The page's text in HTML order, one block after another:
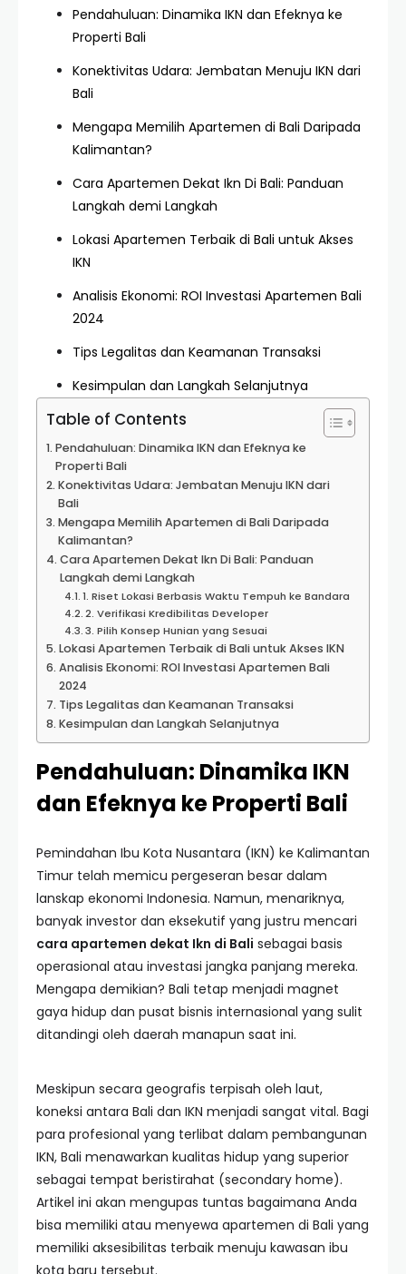
Pendahuluan: Dinamika IKN dan Efeknya ke
Properti Bali
Konektivitas Udara: Jembatan Menuju IKN dari
Bali
Mengapa Memilih Apartemen di Bali Daripada
Kalimantan?
Cara Apartemen Dekat Ikn Di Bali: Panduan
Langkah demi Langkah
Lokasi Apartemen Terbaik di Bali untuk Akses
IKN
Analisis Ekonomi: ROI Investasi Apartemen Bali
2024
Tips Legalitas dan Keamanan Transaksi
Kesimpulan dan Langkah Selanjutnya
Table of Contents
Pendahuluan: Dinamika IKN dan Efeknya ke
Properti Bali
Konektivitas Udara: Jembatan Menuju IKN dari
Bali
Mengapa Memilih Apartemen di Bali Daripada
Kalimantan?
Cara Apartemen Dekat Ikn Di Bali: Panduan
Langkah demi Langkah
1. Riset Lokasi Berbasis Waktu Tempuh ke Bandara
2. Verifikasi Kredibilitas Developer
3. Pilih Konsep Hunian yang Sesuai
Lokasi Apartemen Terbaik di Bali untuk Akses IKN
Analisis Ekonomi: ROI Investasi Apartemen Bali
2024
Tips Legalitas dan Keamanan Transaksi
Kesimpulan dan Langkah Selanjutnya
Pendahuluan: Dinamika IKN
dan Efeknya ke Properti Bali
Pemindahan Ibu Kota Nusantara (IKN) ke Kalimantan
Timur telah memicu pergeseran besar dalam
lanskap ekonomi Indonesia. Namun, menariknya,
banyak investor dan eksekutif yang justru mencari
cara apartemen dekat Ikn di Bali sebagai basis
operasional atau investasi jangka panjang mereka.
Mengapa demikian? Bali tetap menjadi magnet
gaya hidup dan pusat bisnis internasional yang sulit
ditandingi oleh daerah manapun saat ini.
Meskipun secara geografis terpisah oleh laut,
koneksi antara Bali dan IKN menjadi sangat vital. Bagi
para profesional yang terlibat dalam pembangunan
IKN, Bali menawarkan kualitas hidup yang superior
sebagai tempat beristirahat (secondary home).
Artikel ini akan mengupas tuntas bagaimana Anda
bisa memiliki atau menyewa apartemen di Bali yang
memiliki aksesibilitas terbaik menuju kawasan ibu
kota baru tersebut.